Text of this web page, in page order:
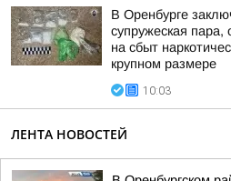
В Оренбурге
супружеская
на сбыт
крупном размере
10:03
ЛЕНТА НОВОСТЕЙ